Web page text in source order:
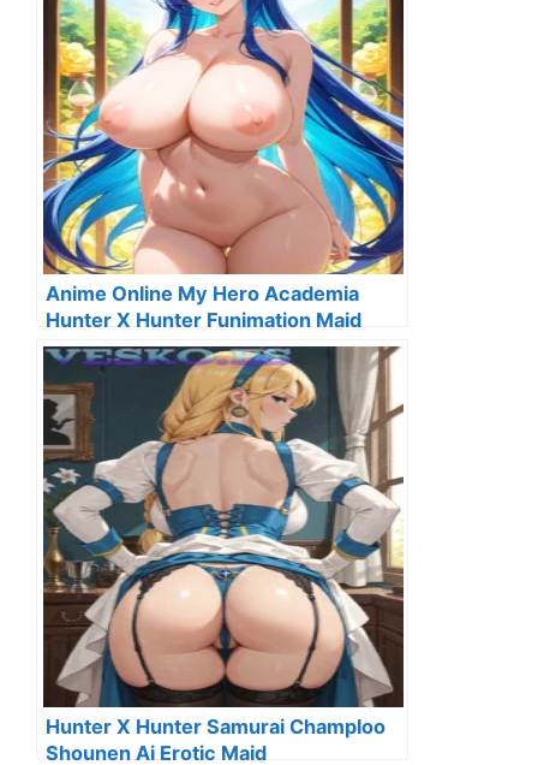
Anime Online My Hero Academia
Hunter X Hunter Funimation Maid
Hunter X Hunter Samurai Champloo
Shounen Ai Erotic Maid